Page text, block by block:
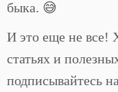
быка. 😅
И это еще не все!
статьях и
подписывайтесь